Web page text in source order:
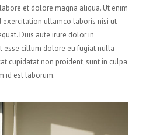
et dolore magna aliqua. Ut enim
exercitation ullamco laboris nisi ut
Duis aute irure dolor in
esse cillum dolore eu fugiat nulla
cupidatat non proident, sunt in culpa
id est laborum.